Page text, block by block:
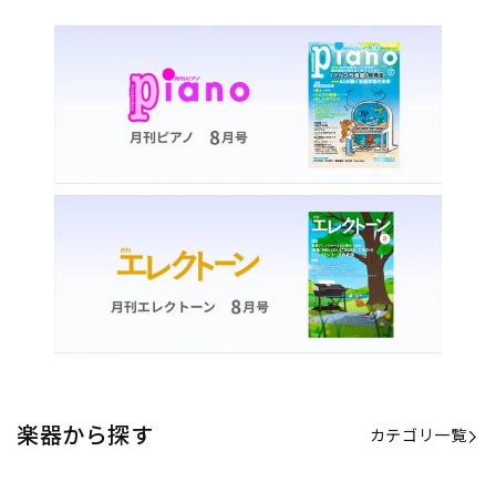
楽器から探す カテゴリ一覧